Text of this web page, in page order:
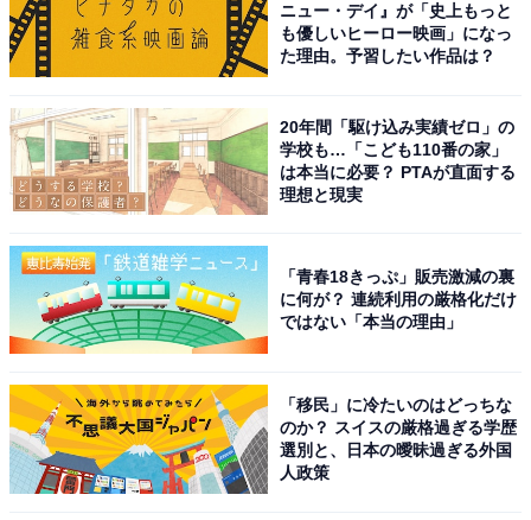
ニュー・デイ』が「史上もっと
も優しいヒーロー映画」になっ
た理由。予習したい作品は？
20年間「駆け込み実績ゼロ」の
学校も…「こども110番の家」
は本当に必要？ PTAが直面する
理想と現実
「青春18きっぷ」販売激減の裏
に何が？ 連続利用の厳格化だけ
ではない「本当の理由」
「移民」に冷たいのはどっちな
のか？ スイスの厳格過ぎる学歴
選別と、日本の曖昧過ぎる外国
人政策